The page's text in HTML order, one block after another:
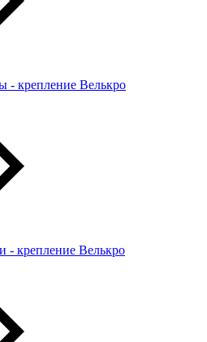
- крепление Велькро
- крепление Велькро